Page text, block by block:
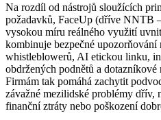
Na rozdíl od nástrojů sloužících
požadavků, FaceUp (dříve NNTB
vysokou míru reálného využití
kombinuje bezpečné
whistleblowerů, AI etickou linku,
obdržených podnětů a dotazníkové
Firmám tak pomáhá zachytit
závažné mezilidské problémy dřív,
finanční ztráty nebo poškození